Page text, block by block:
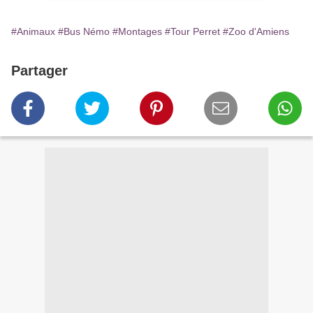
#Animaux #Bus Némo #Montages #Tour Perret #Zoo d'Amiens
Partager